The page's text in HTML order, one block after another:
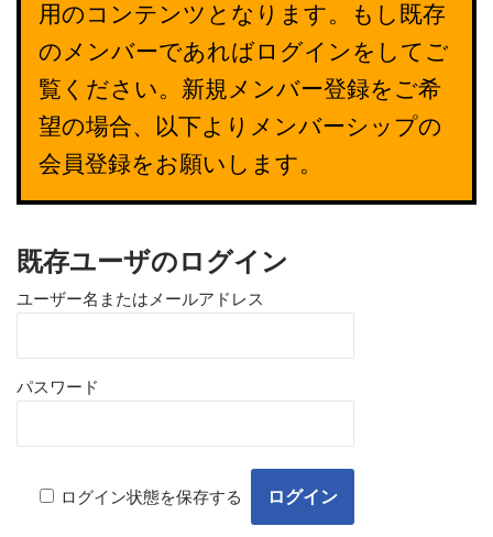
用のコンテンツとなります。もし既存
のメンバーであればログインをしてご
覧ください。新規メンバー登録をご希
望の場合、以下よりメンバーシップの
会員登録をお願いします。
既存ユーザのログイン
ユーザー名またはメールアドレス
パスワード
ログイン状態を保存する